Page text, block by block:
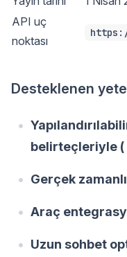
API uç
noktası
Desteklenen
belirteçleriyle (
Gerçek zamanlı
Araç
Uzun sohbet